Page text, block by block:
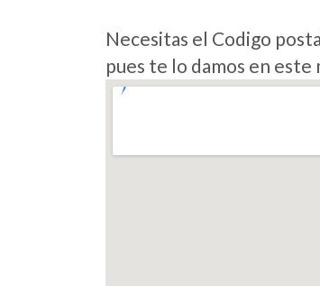
Necesitas el Codigo
pues te lo damos en este